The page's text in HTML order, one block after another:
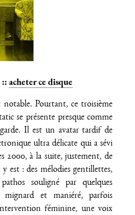
acheter ce disque
notable. Pourtant, ce troisième
se présente presque comme
Il est un avatar tardif de
ultra délicate qui a sévi
2000, à la suite, justement, de
est : des mélodies gentillettes,
souligné par quelques
et maniéré, parfois
féminine, une voix